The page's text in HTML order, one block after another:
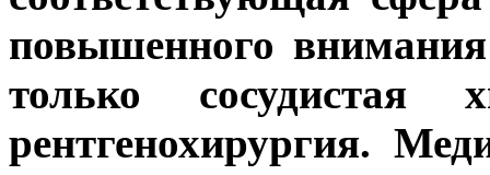
повышенного
только
рентгенохирургия.